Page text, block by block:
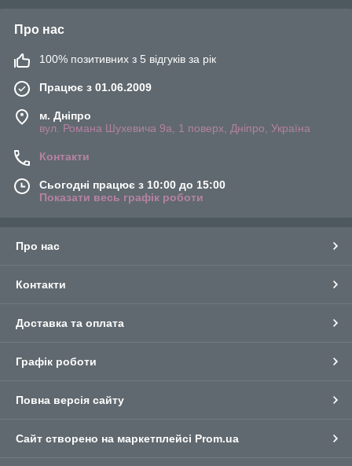
Про нас
100% позитивних з 5 відгуків за рік
Працює з 01.06.2009
м. Дніпро
вул. Романа Шухевича 9а, 1 поверх, Дніпро, Україна
Контакти
Сьогодні працює з 10:00 до 15:00
Показати весь графік роботи
Про нас
Контакти
Доставка та оплата
Графік роботи
Повна версія сайту
Сайт створено на маркетплейсі Prom.ua